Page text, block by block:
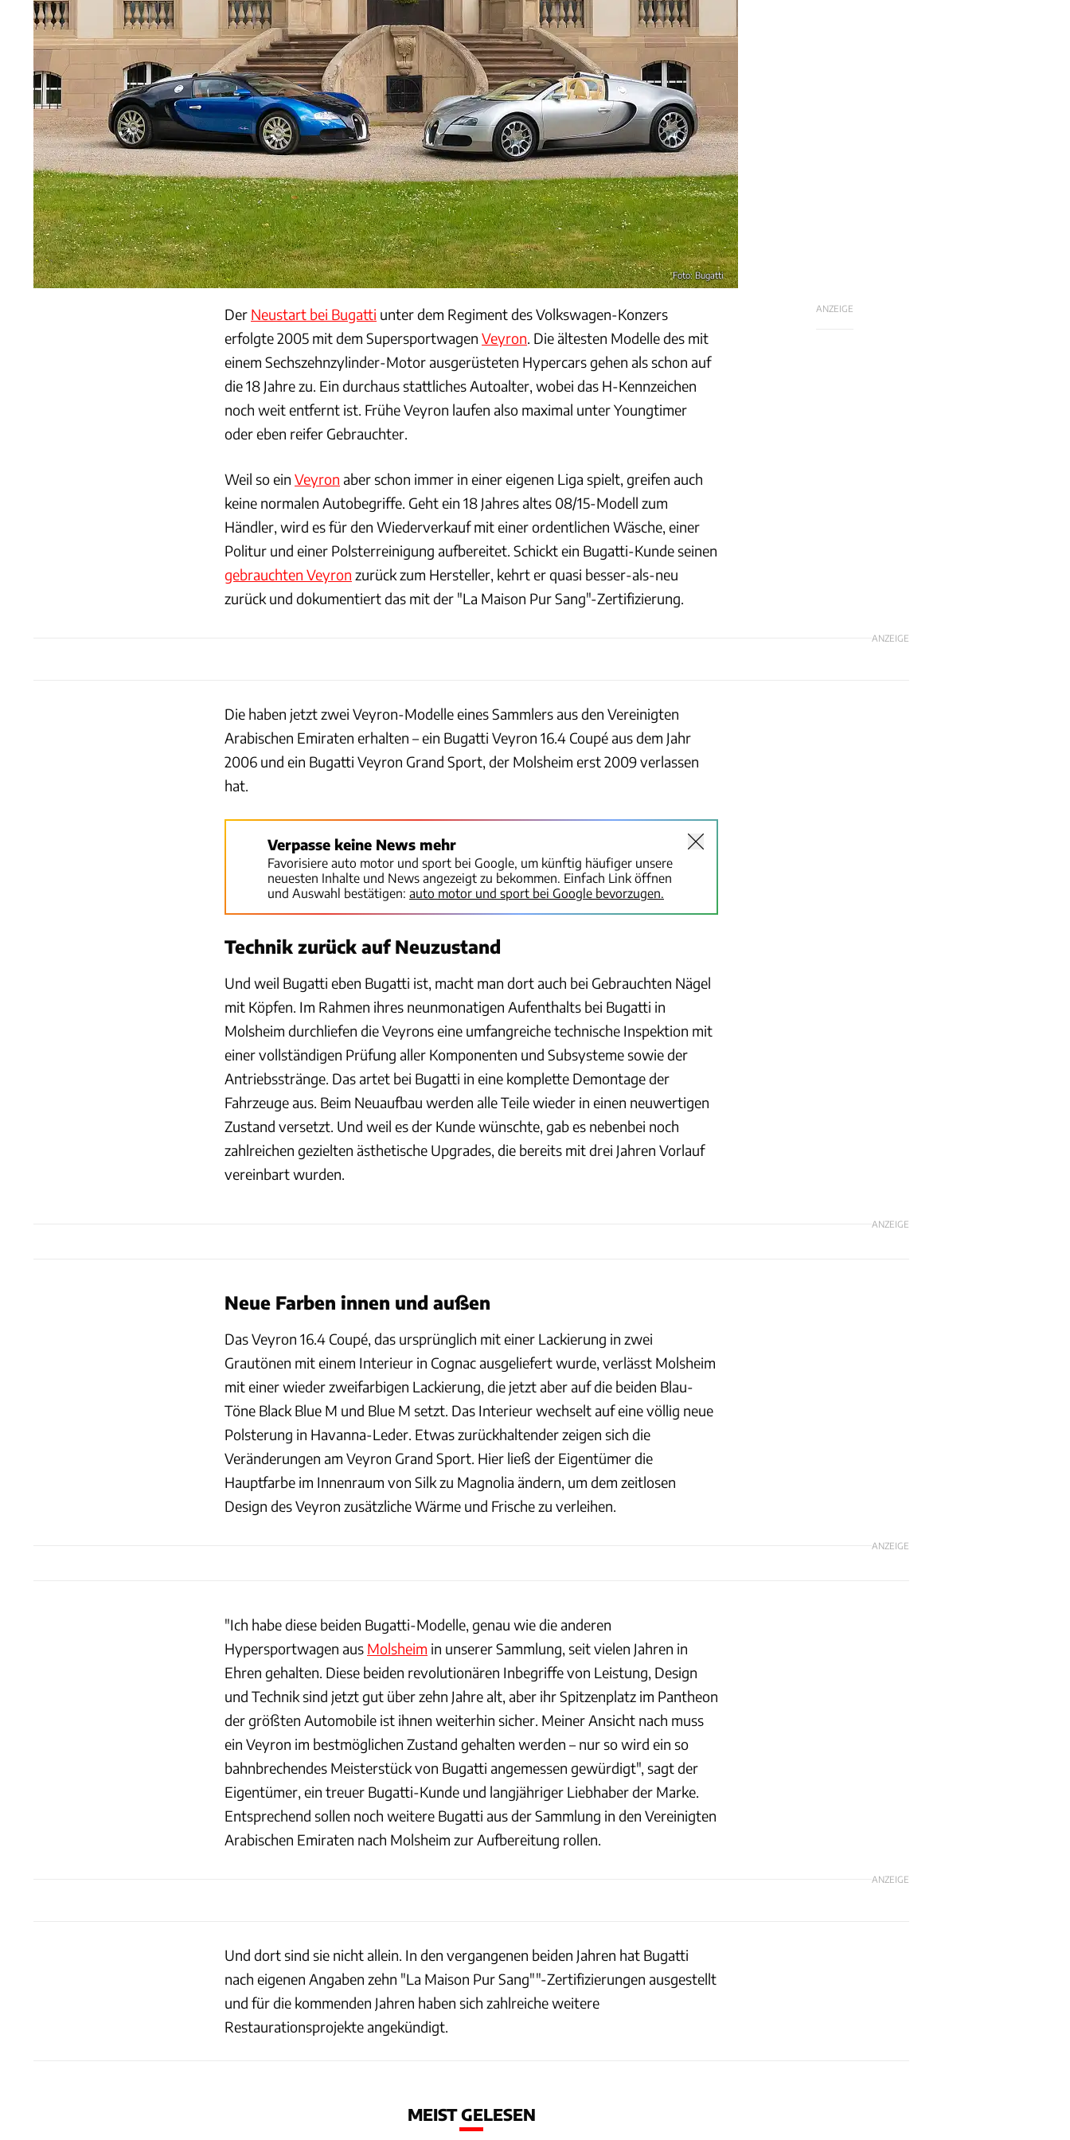
Foto: Bugatti
ANZEIGE
Der Neustart bei Bugatti unter dem Regiment des Volkswagen-Konzers
erfolgte 2005 mit dem Supersportwagen Veyron . Die ältesten Modelle des mit
einem Sechszehnzylinder-Motor ausgerüsteten Hypercars gehen als schon auf
die 18 Jahre zu. Ein durchaus stattliches Autoalter, wobei das H-Kennzeichen
noch weit entfernt ist. Frühe Veyron laufen also maximal unter Youngtimer
oder eben reifer Gebrauchter.
Weil so ein Veyron aber schon immer in einer eigenen Liga spielt, greifen auch
keine normalen Autobegriffe. Geht ein 18 Jahres altes 08/15-Modell zum
Händler, wird es für den Wiederverkauf mit einer ordentlichen Wäsche, einer
Politur und einer Polsterreinigung aufbereitet. Schickt ein Bugatti-Kunde seinen
gebrauchten Veyron zurück zum Hersteller, kehrt er quasi besser-als-neu
zurück und dokumentiert das mit der "La Maison Pur Sang"-Zertifizierung.
ANZEIGE
Die haben jetzt zwei Veyron-Modelle eines Sammlers aus den Vereinigten
Arabischen Emiraten erhalten – ein Bugatti Veyron 16.4 Coupé aus dem Jahr
2006 und ein Bugatti Veyron Grand Sport, der Molsheim erst 2009 verlassen
hat.
Verpasse keine News mehr
Favorisiere auto motor und sport bei Google, um künftig häufiger unsere
neuesten Inhalte und News angezeigt zu bekommen. Einfach Link öffnen
und Auswahl bestätigen: auto motor und sport bei Google bevorzugen.
Technik zurück auf Neuzustand
Und weil Bugatti eben Bugatti ist, macht man dort auch bei Gebrauchten Nägel
mit Köpfen. Im Rahmen ihres neunmonatigen Aufenthalts bei Bugatti in
Molsheim durchliefen die Veyrons eine umfangreiche technische Inspektion mit
einer vollständigen Prüfung aller Komponenten und Subsysteme sowie der
Antriebsstränge. Das artet bei Bugatti in eine komplette Demontage der
Fahrzeuge aus. Beim Neuaufbau werden alle Teile wieder in einen neuwertigen
Zustand versetzt. Und weil es der Kunde wünschte, gab es nebenbei noch
zahlreichen gezielten ästhetische Upgrades, die bereits mit drei Jahren Vorlauf
vereinbart wurden.
ANZEIGE
Neue Farben innen und außen
Das Veyron 16.4 Coupé, das ursprünglich mit einer Lackierung in zwei
Grautönen mit einem Interieur in Cognac ausgeliefert wurde, verlässt Molsheim
mit einer wieder zweifarbigen Lackierung, die jetzt aber auf die beiden Blau-
Töne Black Blue M und Blue M setzt. Das Interieur wechselt auf eine völlig neue
Polsterung in Havanna-Leder. Etwas zurückhaltender zeigen sich die
Veränderungen am Veyron Grand Sport. Hier ließ der Eigentümer die
Hauptfarbe im Innenraum von Silk zu Magnolia ändern, um dem zeitlosen
Design des Veyron zusätzliche Wärme und Frische zu verleihen.
ANZEIGE
"Ich habe diese beiden Bugatti-Modelle, genau wie die anderen
Hypersportwagen aus Molsheim in unserer Sammlung, seit vielen Jahren in
Ehren gehalten. Diese beiden revolutionären Inbegriffe von Leistung, Design
und Technik sind jetzt gut über zehn Jahre alt, aber ihr Spitzenplatz im Pantheon
der größten Automobile ist ihnen weiterhin sicher. Meiner Ansicht nach muss
ein Veyron im bestmöglichen Zustand gehalten werden – nur so wird ein so
bahnbrechendes Meisterstück von Bugatti angemessen gewürdigt", sagt der
Eigentümer, ein treuer Bugatti-Kunde und langjähriger Liebhaber der Marke.
Entsprechend sollen noch weitere Bugatti aus der Sammlung in den Vereinigten
Arabischen Emiraten nach Molsheim zur Aufbereitung rollen.
ANZEIGE
Und dort sind sie nicht allein. In den vergangenen beiden Jahren hat Bugatti
nach eigenen Angaben zehn "La Maison Pur Sang""-Zertifizierungen ausgestellt
und für die kommenden Jahren haben sich zahlreiche weitere
Restaurationsprojekte angekündigt.
MEIST GELESEN